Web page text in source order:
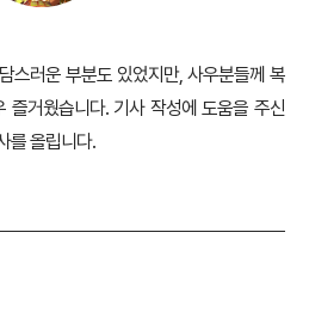
스러운 부분도 있었지만, 사우분들께 복
즐거웠습니다. 기사 작성에 도움을 주신
를 올립니다.